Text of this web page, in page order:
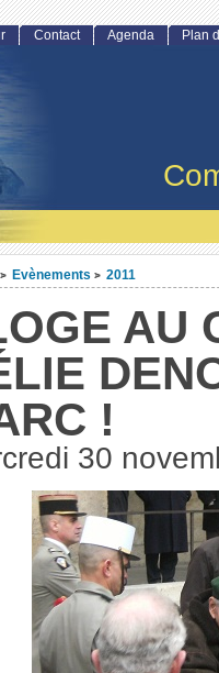
> Evènements > 2011
AU
!
30
Contact Agenda Plan